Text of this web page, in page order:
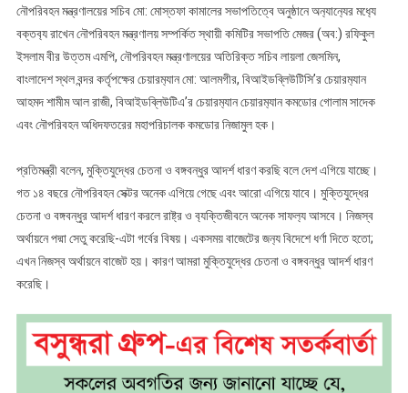
নৌপরিবহন মন্ত্রণালয়ের সচিব মো: মোস্তফা কামালের সভাপতিত্বে অনুষ্ঠানে অন‍্যান‍্যের মধ‍্যে
বক্তব‍্য রাখেন নৌপরিবহন মন্ত্রণালয় সম্পর্কিত স্থায়ী কমিটির সভাপতি মেজর (অব:) রফিকুল
ইসলাম বীর উত্তম এমপি, নৌপরিবহন মন্ত্রণালয়ের অতিরিক্ত সচিব লায়লা জেসমিন,
বাংলাদেশ স্থল বন্দর কর্তৃপক্ষের চেয়ারম‍্যান মো: আলমগীর, বিআইডব্লিউটিসি’র চেয়ারম‍্যান
আহমদ শামীম আল রাজী, বিআইডব্লিউটিএ’র চেয়ারম‍্যান চেয়ারম‍্যান কমডোর গোলাম সাদেক
এবং নৌপরিবহন অধিদফতরের মহাপরিচালক কমডোর নিজামুল হক।
প্রতিমন্ত্রী বলেন, মুক্তিযুদ্ধের চেতনা ও বঙ্গবন্ধুর আদর্শ ধারণ করছি বলে দেশ এগিয়ে যাচ্ছে।
গত ১৪ বছরে নৌপরিবহন সেক্টর অনেক এগিয়ে গেছে এবং আরো এগিয়ে যাবে। মুক্তিযুদ্ধের
চেতনা ও বঙ্গবন্ধুর আদর্শ ধারণ করলে রাষ্ট্র ও ব‍্যক্তিজীবনে অনেক সাফল‍্য আসবে। নিজস্ব
অর্থায়নে পদ্মা সেতু করেছি-এটা গর্বের বিষয়। একসময় বাজেটের জন‍্য বিদেশে ধর্ণা দিতে হতো;
এখন নিজস্ব অর্থায়নে বাজেট হয়। কারণ আমরা মুক্তিযুদ্ধের চেতনা ও বঙ্গবন্ধুর আদর্শ ধারণ
করেছি।